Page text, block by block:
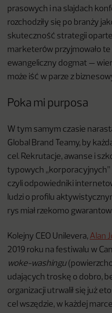
prasowych i na slajdach
rozchodziły się po branży
skuteczność strategii
marketerów przyjmowało te
ewangeliczny dogmat —
może iść w parze z
Poka mi purposa
W tym samym czasie
Global Brand Teamy, by
cel. Rekrutacje, awanse i
typowych „korporacyjnych”
czyli odpowiedniki
ludzi o profilu
rys miał rzekomo
Kolejny CEO Unilevera, Alan
2019 roku na festiwalu w
woke-washingu
udających troskę o dobro,
organizacji utrwalił się już
cel wszędzie, w każdej